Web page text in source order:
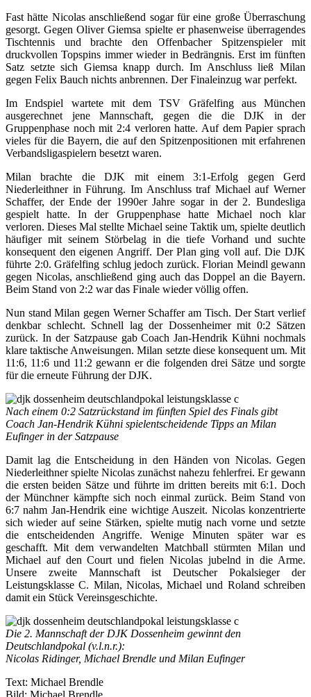
Fast hätte Nicolas anschließend sogar für eine große Überraschung
gesorgt. Gegen Oliver Giemsa spielte er phasenweise überragendes
Tischtennis und brachte den Offenbacher Spitzenspieler mit
druckvollen Topspins immer wieder in Bedrängnis. Erst im fünften
Satz setzte sich Giemsa knapp durch. Im Anschluss ließ Milan
gegen Felix Bauch nichts anbrennen. Der Finaleinzug war perfekt.
Im Endspiel wartete mit dem TSV Gräfelfing aus München
ausgerechnet jene Mannschaft, gegen die die DJK in der
Gruppenphase noch mit 2:4 verloren hatte. Auf dem Papier sprach
vieles für die Bayern, die auf den Spitzenpositionen mit erfahrenen
Verbandsligaspielern besetzt waren.
Milan brachte die DJK mit einem 3:1-Erfolg gegen Gerd
Niederleithner in Führung. Im Anschluss traf Michael auf Werner
Schaffer, der Ende der 1990er Jahre sogar in der 2. Bundesliga
gespielt hatte. In der Gruppenphase hatte Michael noch klar
verloren. Dieses Mal stellte Michael seine Taktik um, spielte deutlich
häufiger mit seinem Störbelag in die tiefe Vorhand und suchte
konsequent den eigenen Angriff. Der Plan ging voll auf. Die DJK
führte 2:0. Gräfelfing schlug jedoch zurück. Florian Meindl gewann
gegen Nicolas, anschließend ging auch das Doppel an die Bayern.
Beim Stand von 2:2 war das Finale wieder völlig offen.
Nun stand Milan gegen Werner Schaffer am Tisch. Der Start verlief
denkbar schlecht. Schnell lag der Dossenheimer mit 0:2 Sätzen
zurück. In der Satzpause gab Coach Jan-Hendrik Kühni nochmals
klare taktische Anweisungen. Milan setzte diese konsequent um. Mit
11:6, 11:6 und 11:2 gewann er die folgenden drei Sätze und sorgte
für die erneute Führung der DJK.
Nach einem 0:2 Satzrückstand im fünften Spiel des Finals gibt
Coach Jan-Hendrik Kühni spielentscheidende Tipps an Milan
Eufinger in der Satzpause
Damit lag die Entscheidung in den Händen von Nicolas. Gegen
Niederleithner spielte Nicolas zunächst nahezu fehlerfrei. Er gewann
die ersten beiden Sätze und führte im dritten bereits mit 6:1. Doch
der Münchner kämpfte sich noch einmal zurück. Beim Stand von
6:7 nahm Jan-Hendrik eine wichtige Auszeit. Nicolas konzentrierte
sich wieder auf seine Stärken, spielte mutig nach vorne und setzte
die entscheidenden Angriffe. Wenige Minuten später war es
geschafft. Mit dem verwandelten Matchball stürmten Milan und
Michael auf den Court und fielen Nicolas jubelnd in die Arme.
Unsere zweite Mannschaft ist Deutscher Pokalsieger der
Leistungsklasse C. Milan, Nicolas, Michael und Roland schreiben
damit ein Stück Vereinsgeschichte.
Die 2. Mannschaft der DJK Dossenheim gewinnt den
Deutschlandpokal (v.l.n.r.):
Nicolas Ridinger, Michael Brendle und Milan Eufinger
Text: Michael Brendle
Bild: Michael Brendle